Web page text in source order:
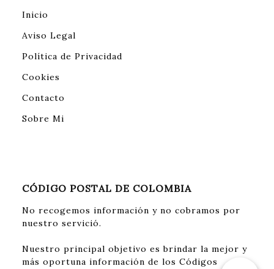
Inicio
Aviso Legal
Política de Privacidad
Cookies
Contacto
Sobre Mi
CÓDIGO POSTAL DE COLOMBIA
No recogemos información y no cobramos por
nuestro servició.
Nuestro principal objetivo es brindar la mejor y
más oportuna información de los Códigos